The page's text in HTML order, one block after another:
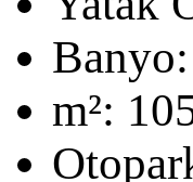
Banyo:
m²: